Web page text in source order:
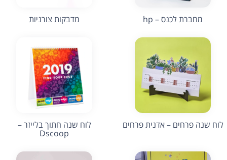
מחברת לכנס – hp מדבקות צורניות
לוח שנה פרחים – אדנית פרחים לוח שנה חתוך בלייזר –
Dscoop